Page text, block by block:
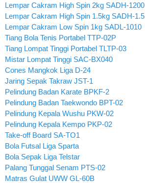
Lempar Cakram High Spin 2kg SADH-1200
Lempar Cakram High Spin 1.5kg SADH-1.5
Lempar Cakram Low Spin 1kg SADL-1010
Tiang Bola Tenis Portabel TTP-02P
Tiang Lompat Tinggi Portabel TLTP-03
Mistar Lompat Tinggi SAC-BX040
Cones Mangkok Liga D-24
Jaring Sepak Takraw JST-1
Pelindung Badan Karate BPKF-2
Pelindung Badan Taekwondo BPT-02
Pelindung Kepala Wushu PKW-02
Pelindung Kepala Kempo PKP-02
Take-off Board SA-TO1
Bola Futsal Liga Sparta
Bola Sepak Liga Telstar
Palang Tunggal Senam PTS-02
Matras Gulat UWW GL-60B